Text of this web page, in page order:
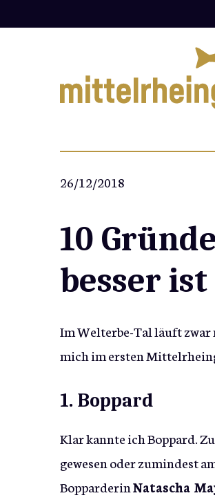
26/12/2018
10
besser ist
Im Welterbe-Tal läuft zwar
mich im ersten
1. Boppard
Klar kannte ich Boppard.
gewesen oder zumindest
BopparderinNatascha